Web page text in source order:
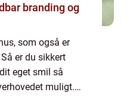
branding og
som også er
er du sikkert
eget smil så
muligt.